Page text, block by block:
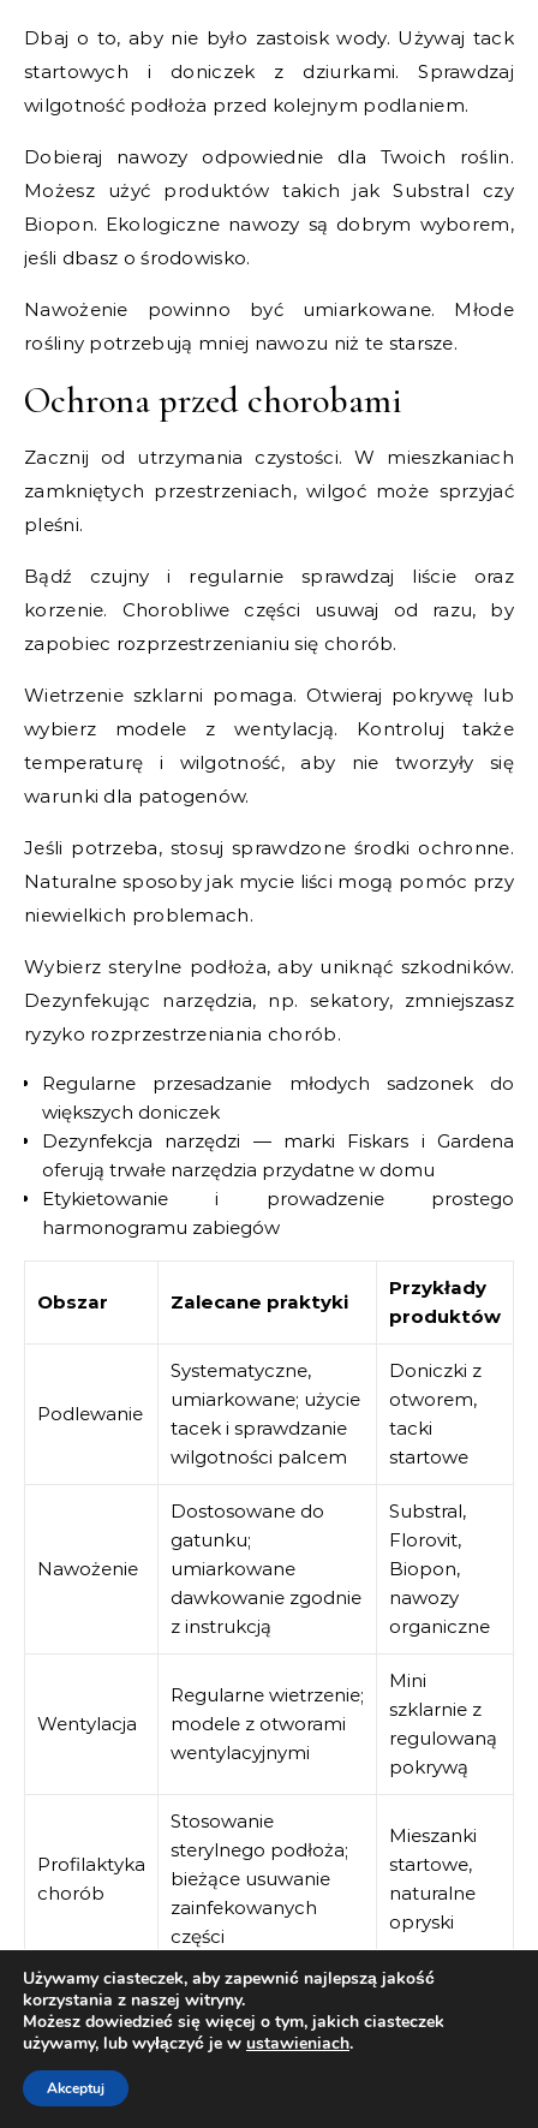
Dbaj o to, aby nie było zastoisk wody. Używaj tack
startowych i doniczek z dziurkami. Sprawdzaj
wilgotność podłoża przed kolejnym podlaniem.
Dobieraj nawozy odpowiednie dla Twoich roślin.
Możesz użyć produktów takich jak Substral czy
Biopon. Ekologiczne nawozy są dobrym wyborem,
jeśli dbasz o środowisko.
Nawożenie powinno być umiarkowane. Młode
rośliny potrzebują mniej nawozu niż te starsze.
Ochrona przed chorobami
Zacznij od utrzymania czystości. W mieszkaniach
zamkniętych przestrzeniach, wilgoć może sprzyjać
pleśni.
Bądź czujny i regularnie sprawdzaj liście oraz
korzenie. Chorobliwe części usuwaj od razu, by
zapobiec rozprzestrzenianiu się chorób.
Wietrzenie szklarni pomaga. Otwieraj pokrywę lub
wybierz modele z wentylacją. Kontroluj także
temperaturę i wilgotność, aby nie tworzyły się
warunki dla patogenów.
Jeśli potrzeba, stosuj sprawdzone środki ochronne.
Naturalne sposoby jak mycie liści mogą pomóc przy
niewielkich problemach.
Wybierz sterylne podłoża, aby uniknąć szkodników.
Dezynfekując narzędzia, np. sekatory, zmniejszasz
ryzyko rozprzestrzeniania chorób.
Regularne przesadzanie młodych sadzonek do
większych doniczek
Dezynfekcja narzędzi — marki Fiskars i Gardena
oferują trwałe narzędzia przydatne w domu
Etykietowanie i prowadzenie prostego
harmonogramu zabiegów
Obszar Zalecane praktyki
Przykłady
produktów
Podlewanie
Systematyczne,
umiarkowane; użycie
tacek i sprawdzanie
wilgotności palcem
Doniczki z
otworem,
tacki
startowe
Nawożenie
Dostosowane do
gatunku;
umiarkowane
dawkowanie zgodnie
z instrukcją
Substral,
Florovit,
Biopon,
nawozy
organiczne
Wentylacja
Regularne wietrzenie;
modele z otworami
wentylacyjnymi
Mini
szklarnie z
regulowaną
pokrywą
Profilaktyka
chorób
Stosowanie
sterylnego podłoża;
bieżące usuwanie
zainfekowanych
części
Mieszanki
startowe,
naturalne
opryski
Higiena
narzędzi
Dezynfekcja po
użyciu;
przechowywanie w
Fiskars,
Używamy ciasteczek, aby zapewnić najlepszą jakość
korzystania z naszej witryny.
Możesz dowiedzieć się więcej o tym, jakich ciasteczek
używamy, lub wyłączyć je w ustawieniach.
Akceptuj